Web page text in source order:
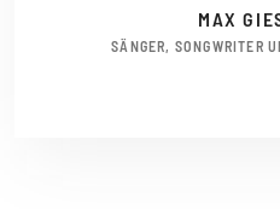
MAX
SÄNGER, SONGWRITER